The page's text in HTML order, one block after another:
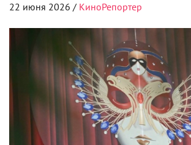
22 июня 2026 / КиноРепортер